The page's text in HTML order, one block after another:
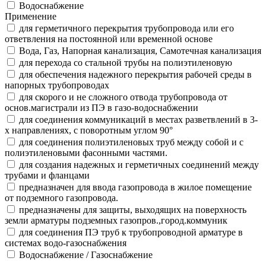
Водоснабжение
Применение
для герметичного перекрытия трубопровода или его
ответвления на постоянной или временной основе
Вода, Газ, Напорная канализация, Самотечная канализация
для перехода со стальной трубы на полиэтиленовую
для обеспечения надежного перекрытия рабочей среды в
напорных трубопроводах
для скорого и не сложного отвода трубопровода от
основ.магистрали из ПЭ в газо-водоснабжении
для соединения коммуникаций в местах разветвлений в 3-
х направлениях, с поворотным углом 90°
для соединения полиэтиленовых труб между собой и с
полиэтиленовыми фасонными частями.
для создания надежных и герметичных соединений между
трубами и фланцами
предназначен для ввода газопровода в жилое помещение
от подземного газопровода.
предназначены для защиты, выходящих на поверхность
земли арматуры подземных газопров.,город.коммуник
для соединения ПЭ труб к трубопроводной арматуре в
системах водо-газоснабжения
Водоснабжение / Газоснабжение